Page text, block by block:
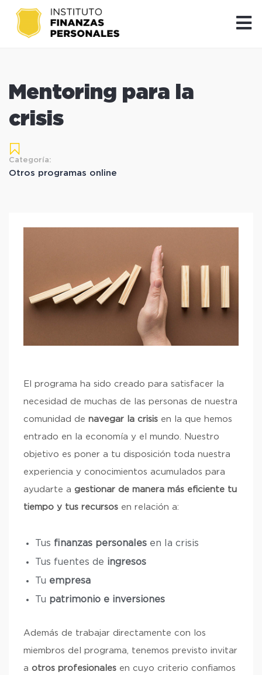
Mentoring para la
crisis
Categoría:
Otros programas online
El programa ha sido creado para satisfacer la
necesidad de muchas de las personas de nuestra
comunidad de navegar la crisis en la que hemos
entrado en la economía y el mundo. Nuestro
objetivo es poner a tu disposición toda nuestra
experiencia y conocimientos acumulados para
ayudarte a gestionar de manera más eficiente tu
tiempo y tus recursos en relación a:
Tus finanzas personales en la crisis
Tus fuentes de ingresos
Tu empresa
Tu patrimonio e inversiones
Además de trabajar directamente con los
miembros del programa, tenemos previsto invitar
a otros profesionales en cuyo criterio confiamos